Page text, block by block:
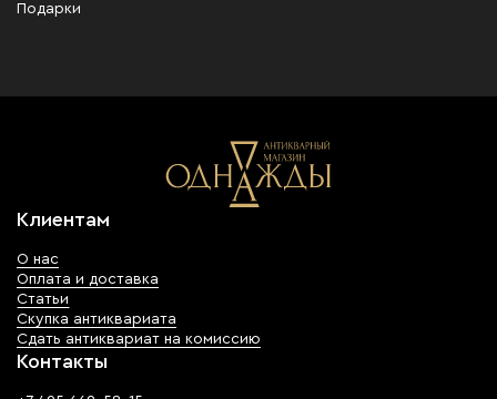
Подарки
Клиентам
О нас
Оплата и доставка
Статьи
Скупка антиквариата
Сдать антиквариат на комиссию
Контакты